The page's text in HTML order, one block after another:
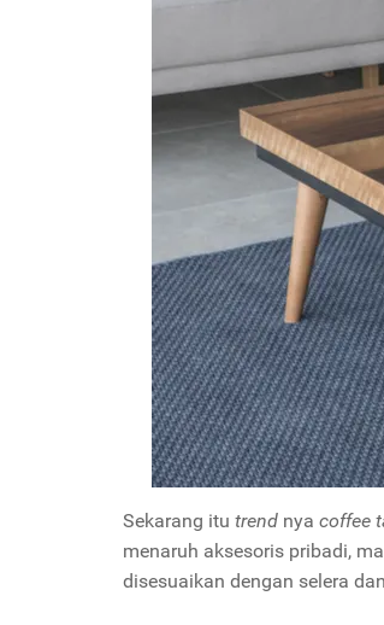
Sekarang itu trend nya coffee
menaruh aksesoris pribadi,
disesuaikan dengan selera